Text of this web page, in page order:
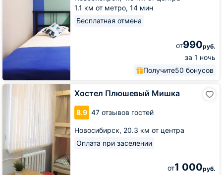
1.1 км от метро, 14 мин
Бесплатная отмена
от990руб.
за 1 ночь
Получите50 бонусов
Хостел Плюшевый Мишка
8.9 47 отзывов гостей
Новосибирск, 20.3 км от центра
Оплата при заселении
от1 000руб.
Хостел